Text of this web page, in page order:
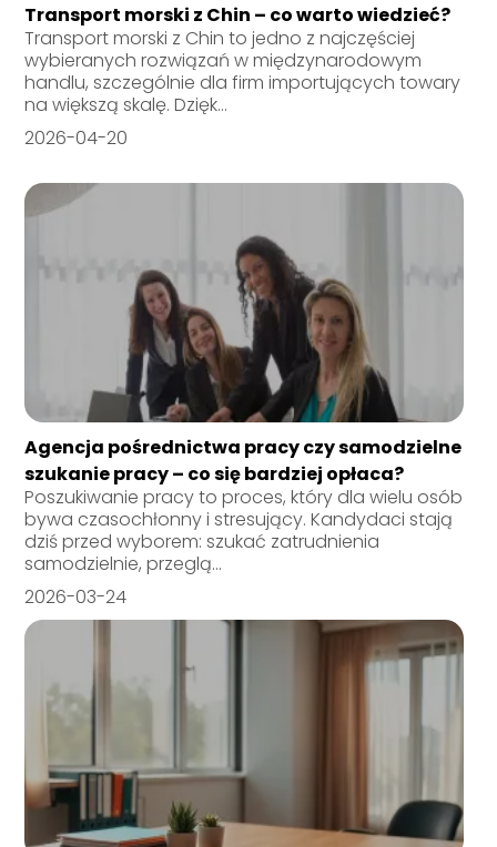
Transport morski z Chin – co warto wiedzieć?
Transport morski z Chin to jedno z najczęściej
wybieranych rozwiązań w międzynarodowym
handlu, szczególnie dla firm importujących towary
na większą skalę. Dzięk...
2026-04-20
Agencja pośrednictwa pracy czy samodzielne
szukanie pracy – co się bardziej opłaca?
Poszukiwanie pracy to proces, który dla wielu osób
bywa czasochłonny i stresujący. Kandydaci stają
dziś przed wyborem: szukać zatrudnienia
samodzielnie, przeglą...
2026-03-24